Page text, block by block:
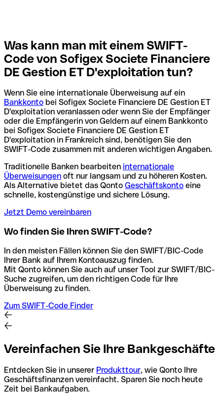
Was kann man mit einem SWIFT-
Code von Sofigex Societe Financiere
DE Gestion ET D'exploitation tun?
Wenn Sie eine internationale Überweisung auf ein
Bankkonto bei Sofigex Societe Financiere DE Gestion ET
D'exploitation veranlassen oder wenn Sie der Empfänger
oder die Empfängerin von Geldern auf einem Bankkonto
bei Sofigex Societe Financiere DE Gestion ET
D'exploitation in Frankreich sind, benötigen Sie den
SWIFT-Code zusammen mit anderen wichtigen Angaben.
Traditionelle Banken bearbeiten internationale
Überweisungen oft nur langsam und zu höheren Kosten.
Als Alternative bietet das Qonto Geschäftskonto eine
schnelle, kostengünstige und sichere Lösung.
Jetzt Demo vereinbaren
Wo finden Sie Ihren SWIFT-Code?
In den meisten Fällen können Sie den SWIFT/BIC-Code
Ihrer Bank auf Ihrem Kontoauszug finden.
Mit Qonto können Sie auch auf unser Tool zur SWIFT/BIC-
Suche zugreifen, um den richtigen Code für Ihre
Überweisung zu finden.
Zum SWIFT-Code Finder
Vereinfachen Sie Ihre Bankgeschäfte
Entdecken Sie in unserer Produkttour, wie Qonto Ihre
Geschäftsfinanzen vereinfacht. Sparen Sie noch heute
Zeit bei Bankaufgaben.